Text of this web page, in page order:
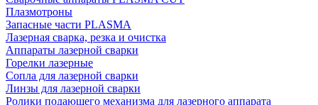
Плазмотроны
Запасные части PLASMA
Лазерная сварка, резка и очистка
Аппараты лазерной сварки
Горелки лазерные
Сопла для лазерной сварки
Линзы для лазерной сварки
Ролики подающего механизма для лазерного аппарата